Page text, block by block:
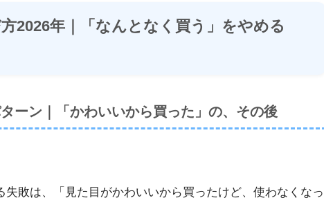
2026年｜「なんとなく買う」をやめる
ーン｜「かわいいから買った」の、その後
失敗は、「見た目がかわいいから買ったけど、使わなくなっ